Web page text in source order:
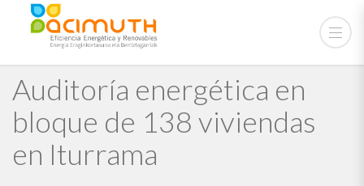
Auditoría energética en
bloque de 138 viviendas
en Iturrama